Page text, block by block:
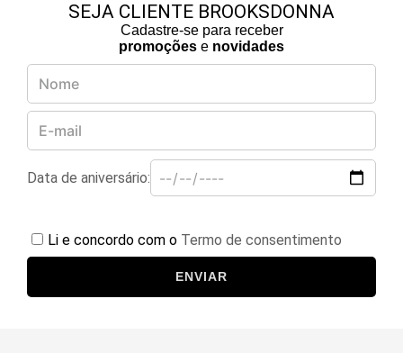
SEJA CLIENTE BROOKSDONNA
Cadastre-se para receber
promoções e novidades
Data de aniversário:
Li e concordo com o Termo de consentimento
ENVIAR